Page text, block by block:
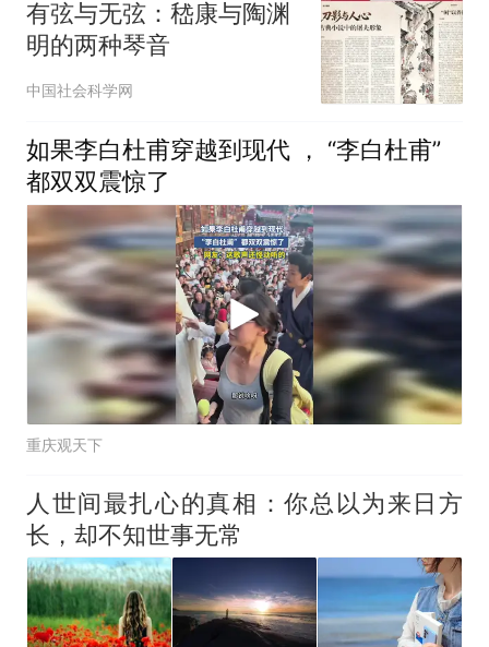
有弦与无弦：嵇康与陶渊
明的两种琴音
中国社会科学网
如果李白杜甫穿越到现代 ， “李白杜甫”
都双双震惊了
重庆观天下
人世间最扎心的真相：你总以为来日方
长，却不知世事无常